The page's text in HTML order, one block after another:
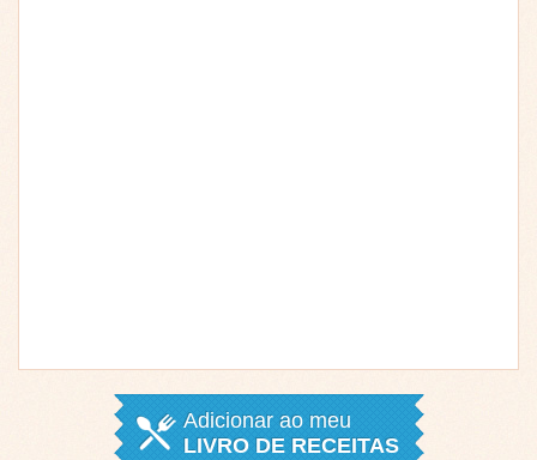
Adicionar ao meu
LIVRO DE RECEITAS